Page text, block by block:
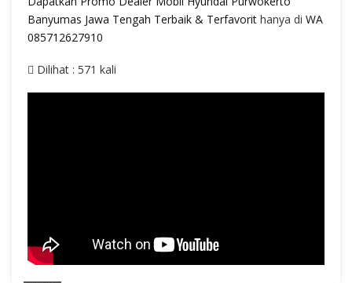
Banyumas Jawa Tengah Terbaik & Terfavorit hanya di WA
085712627910
Dilihat : 571 kali